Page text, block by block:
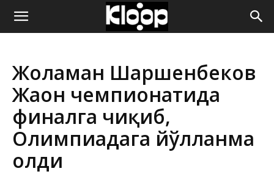
ҚИРҒИЗИСТОН
ЯНГИЛИКЛАРИ
Жоламан Шаршенбеков
Жаҳон чемпионатида
финалга чиқиб,
Олимпиадага йўлланма
олди